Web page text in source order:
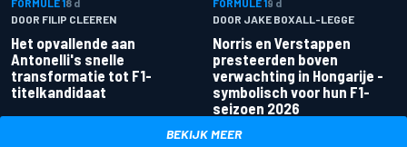
FORMULE 18 d
DOOR FILIP CLEEREN
Het opvallende aan
Antonelli's snelle
transformatie tot F1-
titelkandidaat
FORMULE 19 d
DOOR JAKE BOXALL-LEGGE
Norris en Verstappen
presteerden boven
verwachting in Hongarije -
symbolisch voor hun F1-
seizoen 2026
BEKIJK MEER